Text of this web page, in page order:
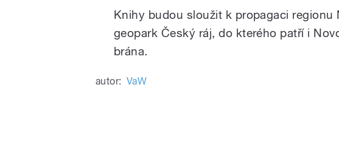
Knihy budou sloužit k propagaci regionu
geopark Český ráj, do kterého patří i
brána.
autor: VaW